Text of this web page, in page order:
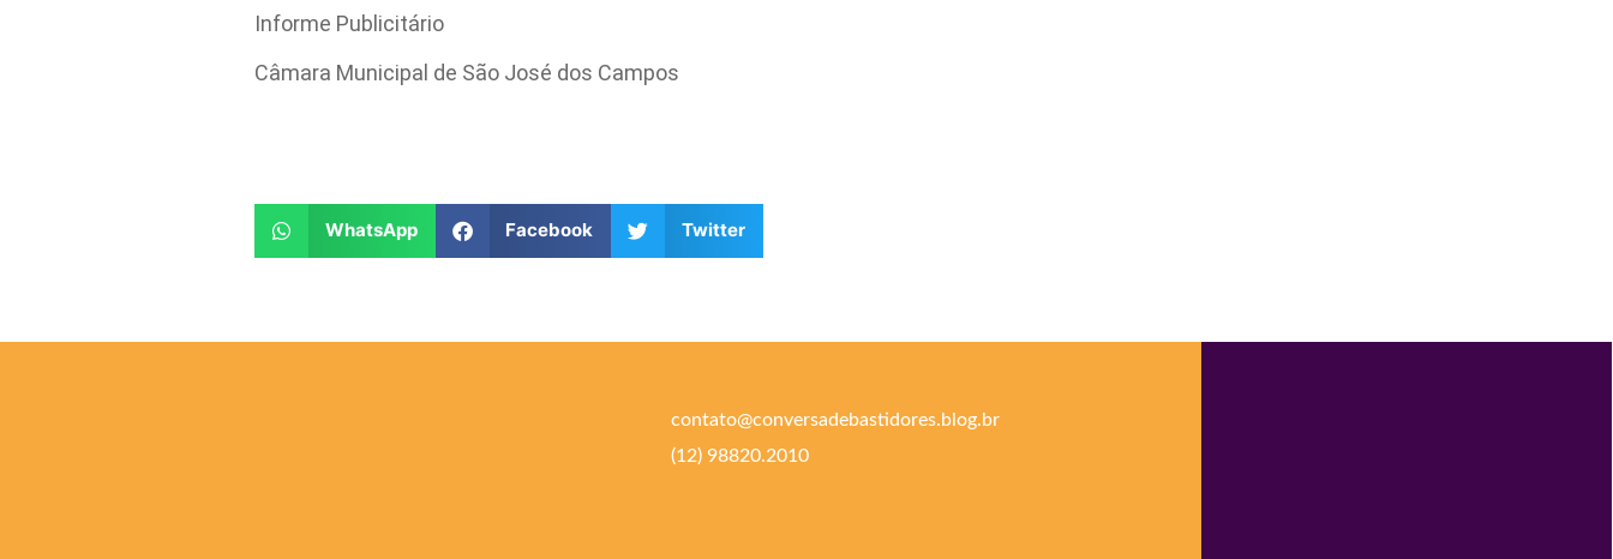
Informe Publicitário
Câmara Municipal de São José dos Campos
WhatsApp Facebook Twitter
contato@conversadebastidores.blog.br
(12) 98820.2010